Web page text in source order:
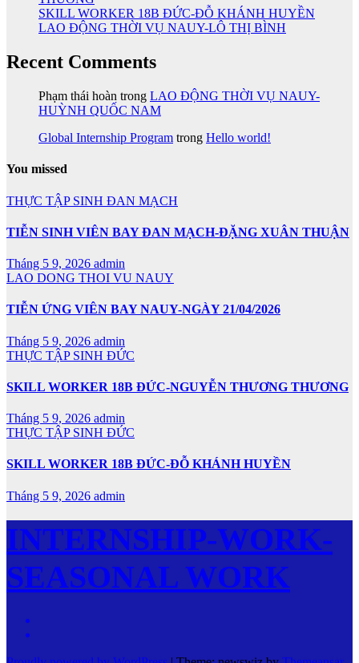
SKILL WORKER 18B ĐỨC-ĐỖ KHÁNH HUYỀN
LAO ĐỘNG THỜI VỤ NAUY-LÔ THỊ BÌNH
Recent Comments
Phạm thái hoàn trong LAO ĐỘNG THỜI VỤ NAUY-
HUỲNH QUỐC NAM
Global Internship Program trong Hello world!
You missed
THỰC TẬP SINH ĐAN MẠCH
TIỄN SINH VIÊN BAY ĐAN MẠCH-ĐẶNG XUÂN THUẬN
Tháng 5 9, 2026 admin
LAO DONG THOI VU NAUY
TIỄN ỨNG VIÊN BAY NAUY-NGÀY 21/04/2026
Tháng 5 9, 2026 admin
THỰC TẬP SINH ĐỨC
SKILL WORKER 18B ĐỨC-NGUYỄN THƯƠNG THƯƠNG
Tháng 5 9, 2026 admin
THỰC TẬP SINH ĐỨC
SKILL WORKER 18B ĐỨC-ĐỖ KHÁNH HUYỀN
Tháng 5 9, 2026 admin
INTERNSHIP-WORK-
SEASONAL WORK